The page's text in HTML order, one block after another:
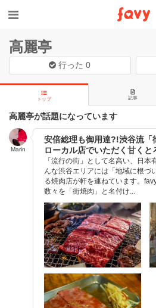
高麗亭
行った0
トップ 記事
高麗亭が話題になっています
Marin
安倍総理も御用達?!渋谷流「
ローカル店でいただく甘くと
「流行の街」として名高い、日
んな渋谷エリアには「地域に根づ
る焼肉店が軒を連ねています。
数々を「街焼肉」と名付け...